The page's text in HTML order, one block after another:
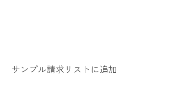
サンプル請求リストに追加